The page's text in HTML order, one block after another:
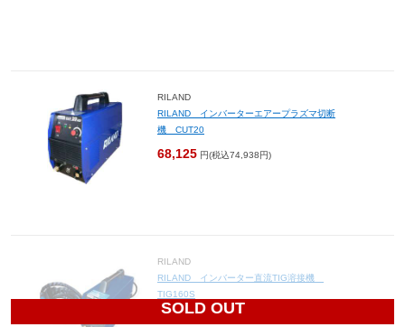
RILAND
RILAND インバーターエアープラズマ切断
機 CUT20
68,125 円(税込74,938円)
SOLD OUT
RILAND
RILAND インバーター直流TIG溶接機
TIG160S
43,300